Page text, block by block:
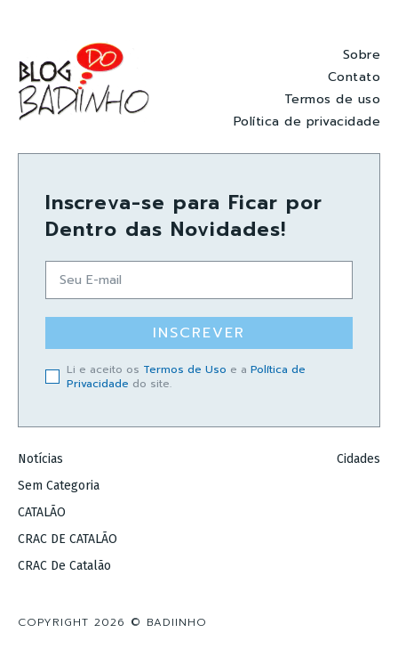
Sobre
Contato
Termos de uso
Política de privacidade
Inscreva-se para Ficar por
Dentro das Novidades!
INSCREVER
Li e aceito os Termos de Uso e a Política de
Privacidade do site.
Notícias
Sem Categoria
CATALÃO
CRAC DE CATALÃO
CRAC De Catalão
Cidades
COPYRIGHT 2026 © BADIINHO